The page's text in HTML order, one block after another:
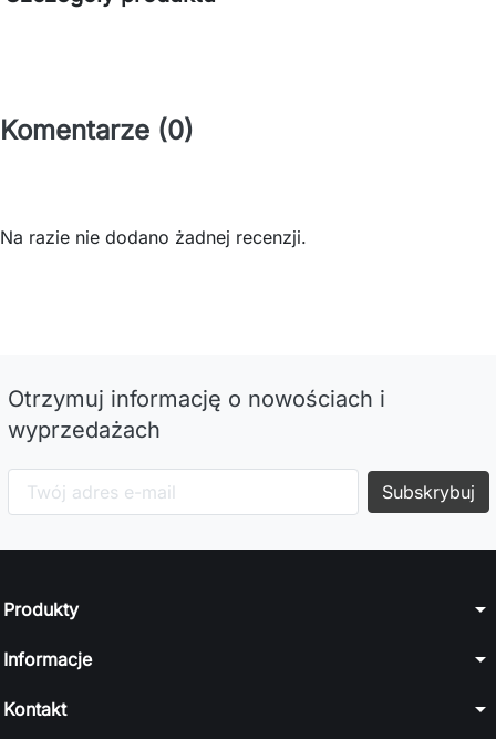
Komentarze (0)
Na razie nie dodano żadnej recenzji.
Otrzymuj informację o nowościach i
wyprzedażach
Produkty arrow_drop_down
Informacje arrow_drop_down
Kontakt arrow_drop_down